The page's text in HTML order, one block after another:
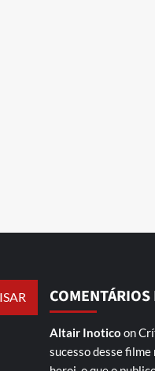
COMENTÁRIOS
Altair Inotico on
sucesso desse